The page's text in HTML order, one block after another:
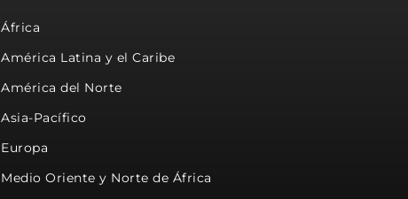
África
América Latina y el Caribe
América del Norte
Asia-Pacífico
Europa
Medio Oriente y Norte de África